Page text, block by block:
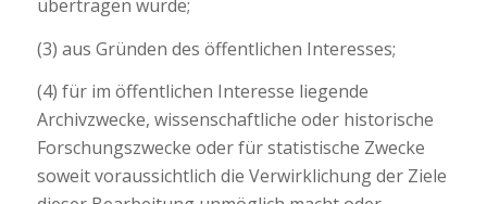
übertragen wurde;
(3) aus Gründen des öffentlichen Interesses;
(4) für im öffentlichen Interesse liegende
Archivzwecke, wissenschaftliche oder historische
Forschungszwecke oder für statistische Zwecke
soweit voraussichtlich die Verwirklichung der Ziele